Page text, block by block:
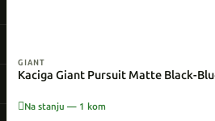
GIANT
Kaciga Giant Pursuit Matte Black-
Na stanju — 1 kom